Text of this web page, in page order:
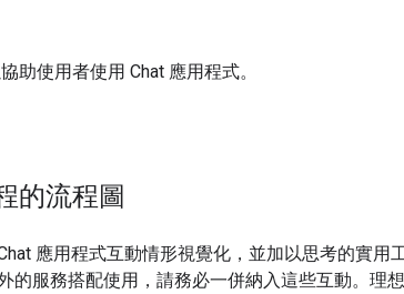
助使用者使用 Chat 應用程式。
的流程圖
應用程式互動情形視覺化，並加以思考的實用
的服務搭配使用，請務必一併納入這些互動。理